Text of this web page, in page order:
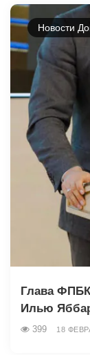
Новости
Глава
Илью
399 18